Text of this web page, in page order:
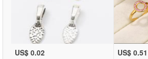
US$ 0.02 US$ 0.51